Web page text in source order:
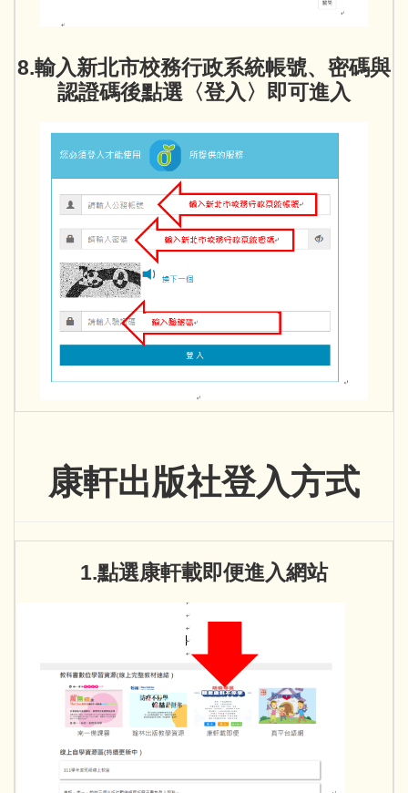
8.輸入新北市校務行政系統帳號、密碼與
認證碼後點選〈登入〉即可進入
康軒出版社登入方式
1.點選康軒載即便進入網站